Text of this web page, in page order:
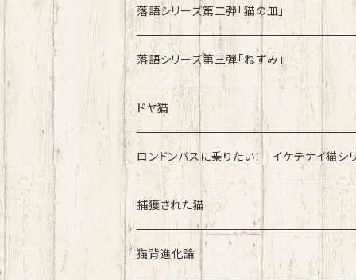
綿100%ノーマルタイプ
速乾ドライタイプ
落語シリーズ第二弾「猫の皿」
速乾ドライタイプ
落語シリーズ第三弾「ねずみ」
速乾ドライタイプ
ドヤ猫
綿100%ノーマルタイプ
ロンドンバスに乗りたい！ イケテナイ猫シ
綿100％ノーマルタイプ
速乾ドライタイプ
捕獲された猫
速乾ドライタイプ
猫背進化論